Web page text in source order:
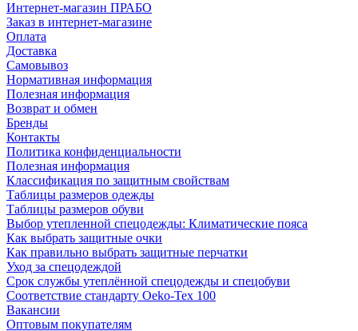
Интернет-магазин ПРАБО
Заказ в интернет-магазине
Оплата
Доставка
Самовывоз
Нормативная информация
Полезная информация
Возврат и обмен
Бренды
Контакты
Политика конфиденциальности
Полезная информация
Классификация по защитным свойствам
Таблицы размеров одежды
Таблицы размеров обуви
Выбор утепленной спецодежды: Климатические пояса
Как выбрать защитные очки
Как правильно выбрать защитные перчатки
Уход за спецодеждой
Срок службы утеплённой спецодежды и спецобуви
Соответствие стандарту Oeko-Tex 100
Вакансии
Оптовым покупателям